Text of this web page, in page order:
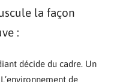
la façon
:
décide du cadre. Un
de